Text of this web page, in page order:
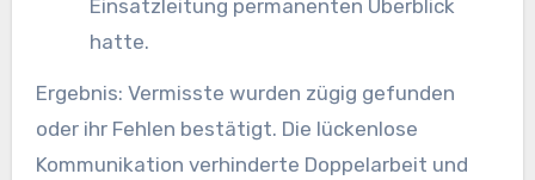
Einsatzleitung permanenten Überblick
hatte.
Ergebnis: Vermisste wurden zügig gefunden
oder ihr Fehlen bestätigt. Die lückenlose
Kommunikation verhinderte Doppelarbeit und